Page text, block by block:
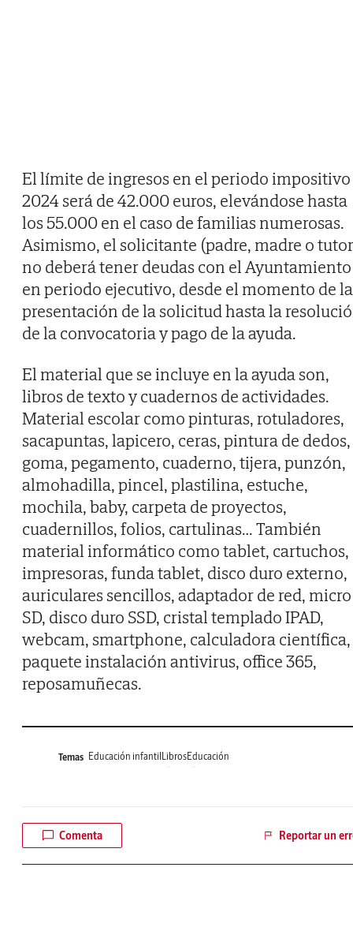
El límite de ingresos en el periodo impositivo
2024 será de 42.000 euros, elevándose hasta
los 55.000 en el caso de familias numerosas.
Asimismo, el solicitante (padre, madre o
no deberá tener deudas con el Ayuntamiento
en periodo ejecutivo, desde el momento de la
presentación de la solicitud hasta la
de la convocatoria y pago de la ayuda.
El material que se incluye en la ayuda son,
libros de texto y cuadernos de actividades.
Material escolar como pinturas, rotuladores,
sacapuntas, lapicero, ceras, pintura de dedos,
goma, pegamento, cuaderno, tijera, punzón,
almohadilla, pincel, plastilina, estuche,
mochila, baby, carpeta de proyectos,
cuadernillos, folios, cartulinas… También
material informático como tablet, cartuchos,
impresoras, funda tablet, disco duro externo,
auriculares sencillos, adaptador de red, micro
SD, disco duro SSD, cristal templado IPAD,
webcam, smartphone, calculadora científica,
paquete instalación antivirus, office 365,
reposamuñecas.
Temas Educación infantil LibrosEducación
Comenta Reportar un